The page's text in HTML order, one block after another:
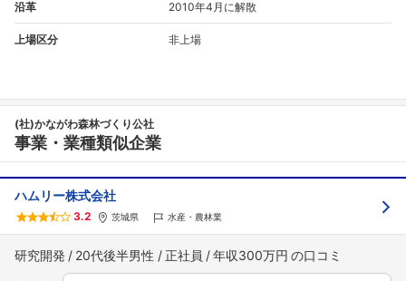
フォローしました
こちらの企業もフォローしませんか？
沿革 2010年4月に解散
上場区分 非上場
(社)かながわ森林づくり公社
事業・業種類似企業
ハムリー株式会社
3.2 茨城県 水産・農林業
研究開発 20代後半男性 正社員 年収300万円